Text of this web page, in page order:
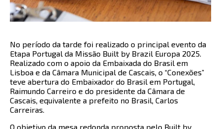
No período da tarde foi realizado o principal evento da
Etapa Portugal da Missão Built by Brazil Europa 2025.
Realizado com o apoio da Embaixada do Brasil em
Lisboa e da Câmara Municipal de Cascais, o “Conexões”
teve abertura do Embaixador do Brasil em Portugal,
Raimundo Carreiro e do presidente da Câmara de
Cascais, equivalente a prefeito no Brasil, Carlos
Carreiras.
O objetivo da mesa redonda proposta pelo Built by